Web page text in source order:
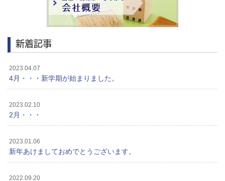
新着記事
2023.04.07
4月・・・新学期が始まりました。
2023.02.10
2月・・・
2023.01.06
新年あけましておめでとうございます。
2022.09.20